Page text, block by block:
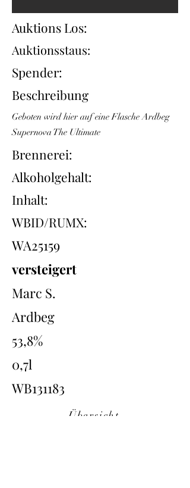
Auktions Los:
Auktionsstaus:
Spender:
Beschreibung
Geboten wird hier auf eine Flasche Ardbeg
Supernova The Ultimate
Brennerei:
Alkoholgehalt:
Inhalt:
WBID/RUMX:
WA25159
versteigert
Marc S.
Ardbeg
53,8%
0,7l
WB131183
Übersicht